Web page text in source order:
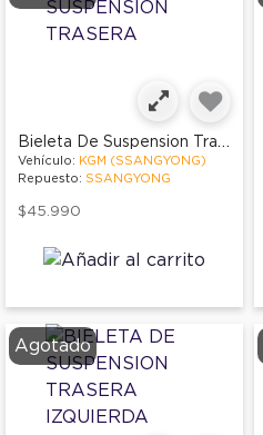
Bieleta De Suspension Trasera
Vehículo: KGM (SSANGYONG)
Repuesto: SSANGYONG
$45.990
Agotado